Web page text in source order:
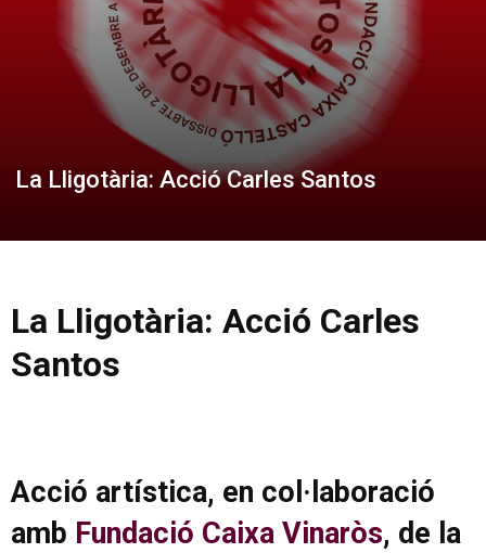
La Lligotària: Acció Carles Santos
La Lligotària: Acció Carles
Santos
Acció artística, en col·laboració
amb Fundació Caixa Vinaròs, de la